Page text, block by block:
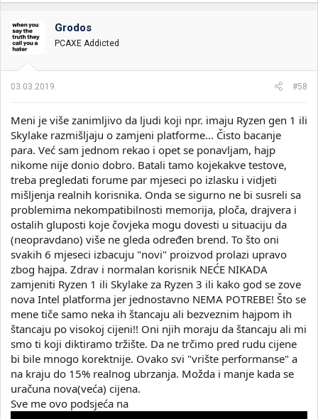
o
v
a
:
Grodos
PCAXE Addicted
03.03.2019. #58
Meni je više zanimljivo da ljudi koji npr. imaju Ryzen gen 1 ili
Skylake razmišljaju o zamjeni platforme... Čisto bacanje
para. Već sam jednom rekao i opet se ponavljam, hajp
nikome nije donio dobro. Batali tamo kojekakve testove,
treba pregledati forume par mjeseci po izlasku i vidjeti
mišljenja realnih korisnika. Onda se sigurno ne bi susreli sa
problemima nekompatibilnosti memorija, ploča, drajvera i
ostalih gluposti koje čovjeka mogu dovesti u situaciju da
(neopravdano) više ne gleda određen brend. To što oni
svakih 6 mjeseci izbacuju "novi" proizvod prolazi upravo
zbog hajpa. Zdrav i normalan korisnik NEĆE NIKADA
zamjeniti Ryzen 1 ili Skylake za Ryzen 3 ili kako god se zove
nova Intel platforma jer jednostavno NEMA POTREBE! Što se
mene tiče samo neka ih štancaju ali bezveznim hajpom ih
štancaju po visokoj cijeni!! Oni njih moraju da štancaju ali mi
smo ti koji diktiramo tržište. Da ne trčimo pred rudu cijene
bi bile mnogo korektnije. Ovako svi "vrište performanse" a
na kraju do 15% realnog ubrzanja. Možda i manje kada se
uračuna nova(veća) cijena.
Sve me ovo podsjeća na